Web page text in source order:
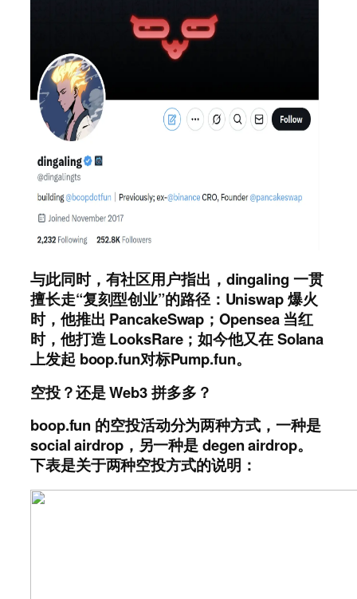
与此同时，有社区用户指出，dingaling 一贯
擅长走“复刻型创业”的路径：Uniswap 爆火
时，他推出 PancakeSwap；Opensea 当红
时，他打造 LooksRare；如今他又在 Solana
上发起 boop.fun对标Pump.fun。
空投？还是 Web3 拼多多？
boop.fun 的空投活动分为两种方式，一种是
social airdrop，另一种是 degen airdrop。
下表是关于两种空投方式的说明：